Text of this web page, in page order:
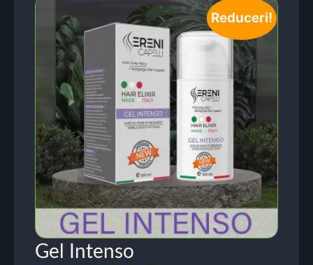
Reduceri!
Gel Intenso